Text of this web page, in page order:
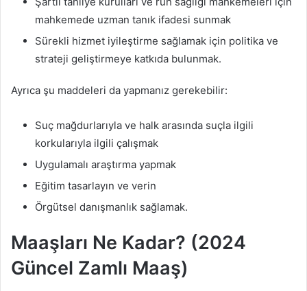
mahkemede uzman tanık ifadesi sunmak
Sürekli hizmet iyileştirme sağlamak için politika ve
strateji geliştirmeye katkıda bulunmak.
Ayrıca şu maddeleri da yapmanız gerekebilir:
Suç mağdurlarıyla ve halk arasında suçla ilgili
korkularıyla ilgili çalışmak
Uygulamalı araştırma yapmak
Eğitim tasarlayın ve verin
Örgütsel danışmanlık sağlamak.
Maaşları Ne Kadar? (2024
Güncel Zamlı Maaş)